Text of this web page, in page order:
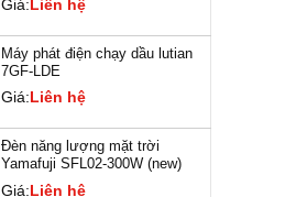
Giá:Liên hệ
Máy phát điện chạy dầu lutian
7GF-LDE
Giá:Liên hệ
Đèn năng lượng mặt trời
Yamafuji SFL02-300W (new)
Giá:Liên hệ